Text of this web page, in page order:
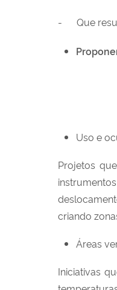
- Que
Uso e
Projetos
criando
Áreas
Iniciativas